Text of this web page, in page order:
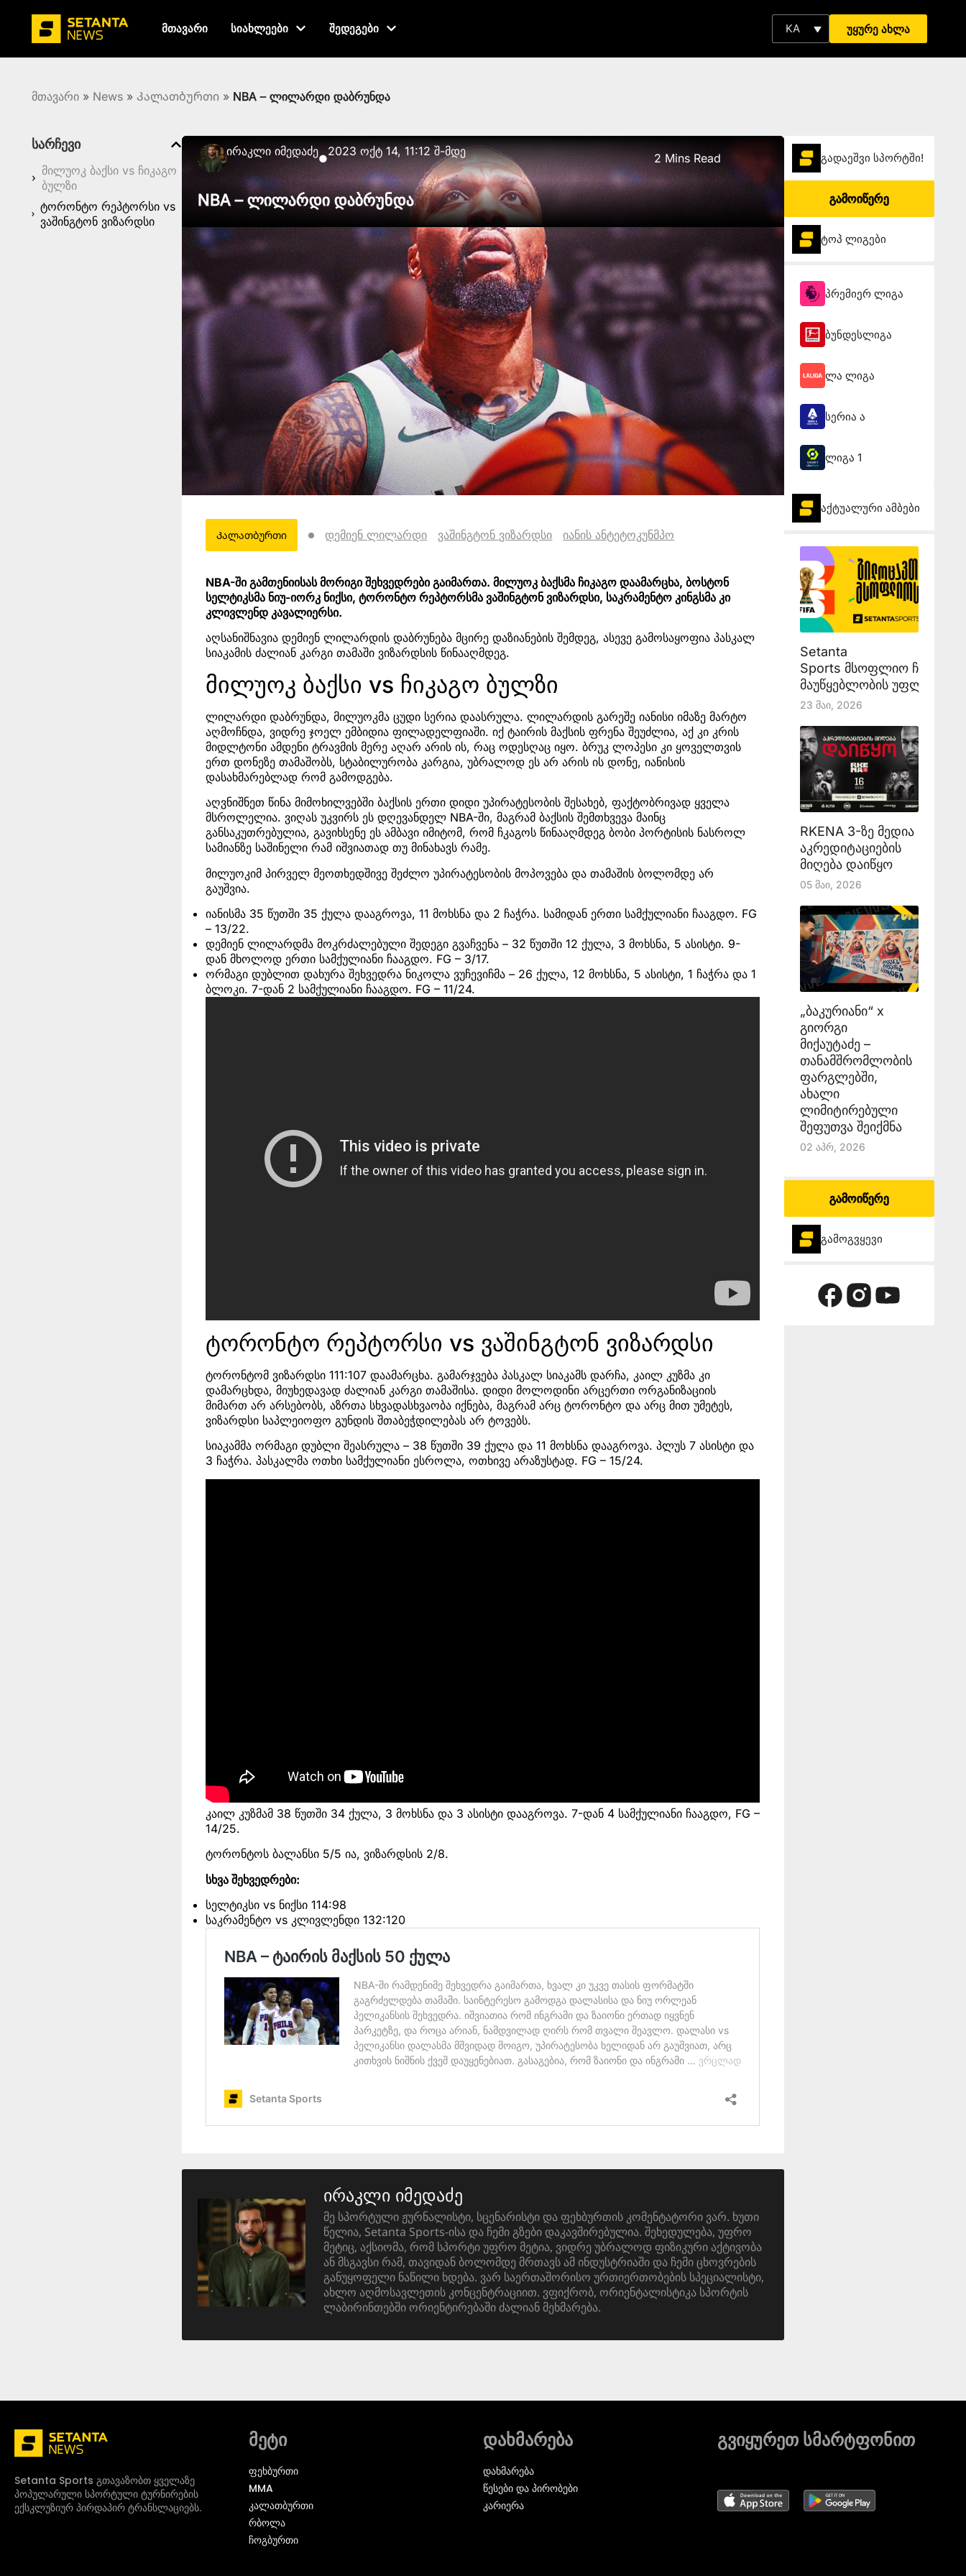
მთავარი სიახლეები შედეგები KA უყურე ახლა
მთავარი » News » Კალათბურთი » NBA – ლილარდი დაბრუნდა
სარჩევი
მილუოკ ბაქსი vs ჩიკაგო
ბულზი
ტორონტო რეპტორსი vs
ვაშინგტონ ვიზარდსი
Ირაკლი Იმედაძე●2023 ოქტ 14, 11:12 შ-მდე 2 Mins Read
NBA – ლილარდი დაბრუნდა
Კალათბურთი დემიენ ლილარდი ვაშინგტონ ვიზარდსი იანის ანტეტოკუნმპო
NBA-ში გამთენიისას მორიგი შეხვედრები გაიმართა. მილუოკ ბაქსმა ჩიკაგო დაამარცხა, ბოსტონ
სელტიკსმა ნიუ-იორკ ნიქსი, ტორონტო რეპტორსმა ვაშინგტონ ვიზარდსი, საკრამენტო კინგსმა კი
კლივლენდ კავალიერსი.
აღსანიშნავია დემიენ ლილარდის დაბრუნება მცირე დაზიანების შემდეგ, ასევე გამოსაყოფია პასკალ
სიაკამის ძალიან კარგი თამაში ვიზარდსის წინააღმდეგ.
მილუოკ ბაქსი vs ჩიკაგო ბულზი
ლილარდი დაბრუნდა, მილუოკმა ცუდი სერია დაასრულა. ლილარდის გარეშე იანისი იმაზე მარტო
აღმოჩნდა, ვიდრე ჯოელ ემბიდია ფილადელფიაში. იქ ტაირის მაქსის ფრენა შეუძლია, აქ კი კრის
მიდლტონი ამდენი ტრავმის მერე აღარ არის ის, რაც ოდესღაც იყო. ბრუკ ლოპესი კი ყოველთვის
ერთ დონეზე თამაშობს, სტაბილურობა კარგია, უბრალოდ ეს არ არის ის დონე, იანისის
დასახმარებლად რომ გამოდგება.
აღვნიშნეთ წინა მიმოხილვებში ბაქსის ერთი დიდი უპირატესობის შესახებ, ფაქტობრივად ყველა
მსროლელია. ვიღას უკვირს ეს დღევანდელ NBA-ში, მაგრამ ბაქსის შემთხვევა მაინც
განსაკუთრებულია, გავიხსენე ეს ამბავი იმიტომ, რომ ჩკაგოს წინააღმდეგ ბობი პორტისის ნასროლ
სამიანზე საშინელი რამ იშვიათად თუ მინახავს რამე.
მილუოკიმ პირველ მეოთხედშივე შეძლო უპირატესობის მოპოვება და თამაშის ბოლომდე არ
გაუშვია.
იანისმა 35 წუთში 35 ქულა დააგროვა, 11 მოხსნა და 2 ჩაჭრა. სამიდან ერთი სამქულიანი ჩააგდო. FG
– 13/22.
დემიენ ლილარდმა მოკრძალებული შედეგი გვაჩვენა – 32 წუთში 12 ქულა, 3 მოხსნა, 5 ასისტი. 9-
დან მხოლოდ ერთი სამქულიანი ჩააგდო. FG – 3/17.
ორმაგი დუბლით დახურა შეხვედრა ნიკოლა ვუჩევიჩმა – 26 ქულა, 12 მოხსნა, 5 ასისტი, 1 ჩაჭრა და 1
ბლოკი. 7-დან 2 სამქულიანი ჩააგდო. FG – 11/24.
ტორონტო რეპტორსი vs ვაშინგტონ ვიზარდსი
ტორონტომ ვიზარდსი 111:107 დაამარცხა. გამარჯვება პასკალ სიაკამს დარჩა, კაილ კუზმა კი
დამარცხდა, მიუხედავად ძალიან კარგი თამაშისა. დიდი მოლოდინი არცერთი ორგანიზაციის
მიმართ არ არსებობს, აზრთა სხვადასხვაობა იქნება, მაგრამ არც ტორონტო და არც მით უმეტეს,
ვიზარდსი საპლეიოფო გუნდის შთაბეჭდილებას არ ტოვებს.
სიაკამმა ორმაგი დუბლი შეასრულა – 38 წუთში 39 ქულა და 11 მოხსნა დააგროვა. პლუს 7 ასისტი და
3 ჩაჭრა. პასკალმა ოთხი სამქულიანი ესროლა, ოთხივე არაზუსტად. FG – 15/24.
კაილ კუზმამ 38 წუთში 34 ქულა, 3 მოხსნა და 3 ასისტი დააგროვა. 7-დან 4 სამქულიანი ჩააგდო, FG –
14/25.
ტორონტოს ბალანსი 5/5 ია, ვიზარდსის 2/8.
სხვა შეხვედრები:
სელტიკსი vs ნიქსი 114:98
საკრამენტო vs კლივლენდი 132:120
ირაკლი იმედაძე
მე სპორტული ჟურნალისტი, სცენარისტი და ფეხბურთის კომენტატორი ვარ. ხუთი
წელია, Setanta Sports-ისა და ჩემი გზები დაკავშირებულია. შეხედულება, უფრო
მეტიც, აქსიომა, რომ სპორტი უფრო მეტია, ვიდრე უბრალოდ ფიზიკური აქტივობა
ან მსგავსი რამ, თავიდან ბოლომდე მრთავს ამ ინდუსტრიაში და ჩემი ცხოვრების
განუყოფელი ნაწილი ხდება. ვარ საერთაშორისო ურთიერთობების სპეციალისტი,
ახლო აღმოსავლეთის კონცენტრაციით. ვფიქრობ, ორიენტალისტიკა სპორტის
ლაბირინთებში ორიენტირებაში ძალიან მეხმარება.
გადაეშვი სპორტში!
გამოიწერე
ტოპ ლიგები
პრემიერ ლიგა
ბუნდესლიგა
ლა ლიგა
სერია ა
ლიგა 1
აქტუალური ამბები
Setanta
Sports მსოფლიო
მაუწყებლობის უფლებას
23 Მაი, 2026
RKENA 3-ზე მედია
აკრედიტაციების
მიღება დაიწყო
05 Მაი, 2026
„ბაკურიანი“ x
გიორგი
მიქაუტაძე –
თანამშრომლობის
ფარგლებში,
ახალი
ლიმიტირებული
შეფუთვა შეიქმნა
02 Აპრ, 2026
გამოიწერე
გამოგვყევი
Setanta Sports გთავაზობთ ყველაზე
პოპულარული სპორტული ტურნირების
ექსკლუზიურ პირდაპირ ტრანსლაციებს.
მეტი
ᲤᲔᲮᲑᲣᲠᲗᲘ
MMA
ᲙᲐᲚᲐᲗᲑᲣᲠᲗᲘ
ᲠᲑᲝᲚᲐ
ᲩᲝᲒᲑᲣᲠᲗᲘ
დახმარება
დახმარება
წესები და პირობები
კარიერა
გვიყურეთ სმარტფონით